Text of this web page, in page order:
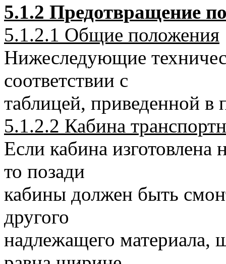
5.1.2 Предотвращение
5.1.2.1 Общие положения
Нижеследующие
соответствии с
таблицей, приведенной в
5.1.2.2 Кабина
Если кабина изготовлена
то позади
кабины должен быть
другого
надлежащего материала,